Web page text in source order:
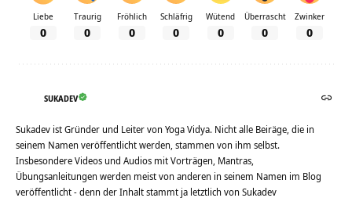
Liebe
0
Traurig
0
Fröhlich
0
Schläfrig
0
Wütend
0
Überrascht
0
Zwinker
0
SUKADEV
Sukadev ist Gründer und Leiter von Yoga Vidya. Nicht alle Beiräge, die in
seinem Namen veröffentlicht werden, stammen von ihm selbst.
Insbesondere Videos und Audios mit Vorträgen, Mantras,
Übungsanleitungen werden meist von anderen in seinem Namen im Blog
veröffentlicht - denn der Inhalt stammt ja letztlich von Sukadev